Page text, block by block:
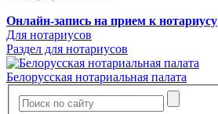
Онлайн-запись на прием к нотариусу
Для нотариусов
Раздел для нотариусов
Белорусская нотариальная палата